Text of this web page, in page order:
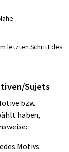
letzten Schritt des
Sujets
bzw.
haben,
Motivs